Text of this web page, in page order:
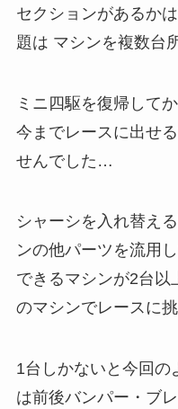
セクションがあるか
題は マシンを複数台
ミニ四駆を復帰して
今までレースに出せ
せんでした…
シャーシを入れ替え
ンの他パーツを流用
できるマシンが2台以
のマシンでレースに挑
1台しかないと今回の
は前後バンパー・ブ